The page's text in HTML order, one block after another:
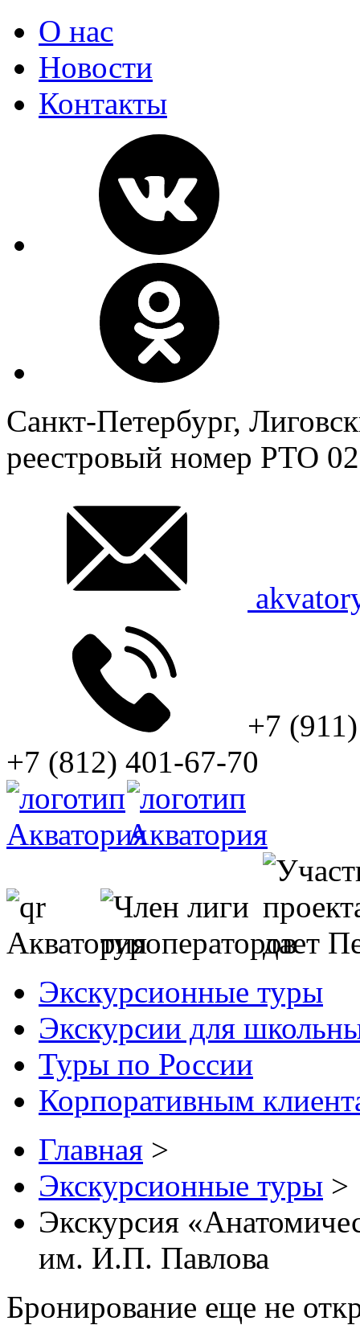
О нас
Новости
Контакты
Санкт-Петербург,
реестровый номер РТО
+7
+7 (812) 401-67-70
Экскурсионные туры
Экскурсии для
Туры по России
Корпоративным
Главная >
Экскурсионные туры >
Экскурсия
им. И.П. Павлова
Бронирование еще не